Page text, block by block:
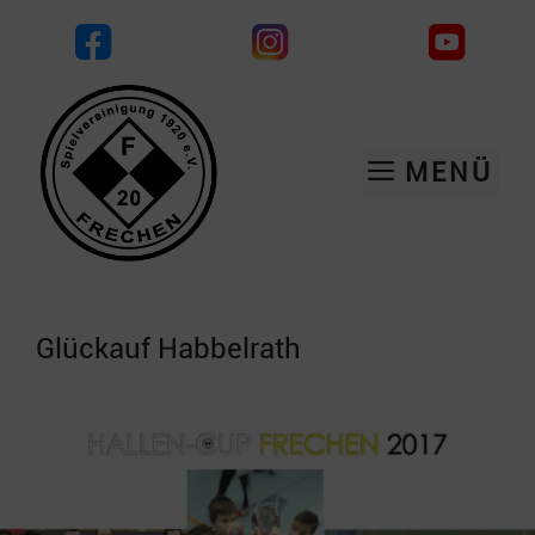
MENÜ
Glückauf Habbelrath